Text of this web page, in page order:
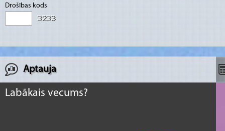
Drošības kods
Aptauja
Labākais vecums?